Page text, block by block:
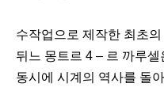
수작업으로 제작한 최초
뒤느 몽트르 4 – 르 까루
동시에 시계의 역사를 돌